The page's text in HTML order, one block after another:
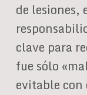
de lesiones,
clave para
fue sólo
evitable con